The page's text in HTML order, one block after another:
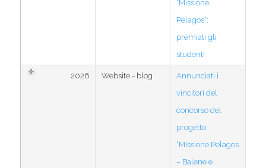
“Missione
Pelagos”:
premiati gli
studenti
2026 Website - blog
Annunciati i
vincitori del
concorso del
progetto
“Missione Pelagos
– Balene e